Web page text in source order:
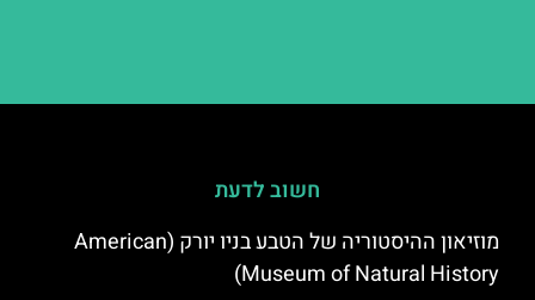
חשוב לדעת
מוזיאון ההיסטוריה של הטבע בניו יורק (American
Museum of Natural History)